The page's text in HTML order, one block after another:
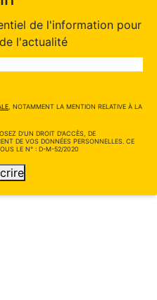
de l'information pour
l'actualité
, NOTAMMENT LA MENTION RELATIVE À LA
D'UN DROIT D'ACCÈS, DE
DE VOS DONNÉES PERSONNELLES. CE
LE N° : D-M-52/2020